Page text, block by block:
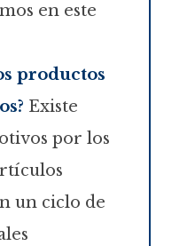
en este
productos
Existe
por los
un ciclo de